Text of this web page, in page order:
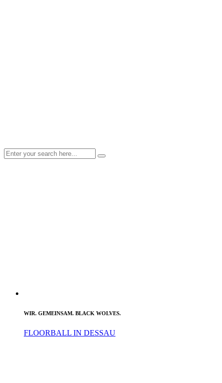
WIR. GEMEINSAM. BLACK WOLVES.
FLOORBALL IN DESSAU